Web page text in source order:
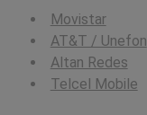
Movistar
AT&T / Unefon
Altan Redes
Telcel Mobile